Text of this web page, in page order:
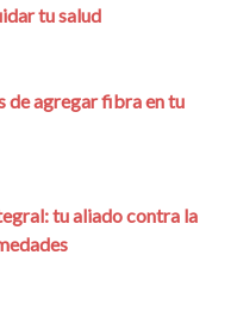
tu salud
de agregar fibra en tu
tu aliado contra la